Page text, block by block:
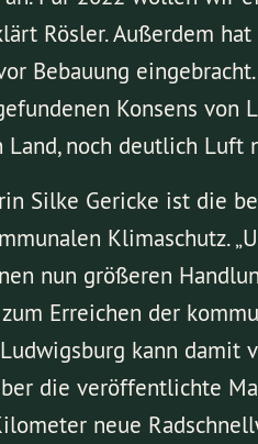
Rösler. Außerdem
Bebauung
Konsens von
noch deutlich Luft
Silke Gericke ist die
Klimaschutz.
nun größeren
Erreichen der
kann
die veröffentlichte
neue